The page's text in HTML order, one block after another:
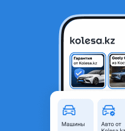
Объявление находится в